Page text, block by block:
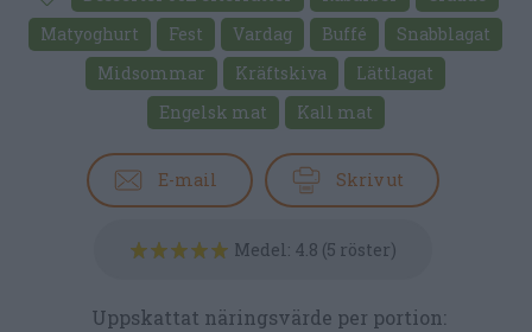
Matyoghurt
Fest Vardag Buffé
Snabblagat
Midsommar
Kräftskiva
Lättlagat
Engelsk mat
Kall mat
E-mail Skriv ut
Medel: 4.8 (5 röster)
Uppskattat näringsvärde per portion: